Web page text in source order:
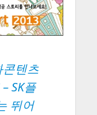
콘텐츠
SK플
뛰어